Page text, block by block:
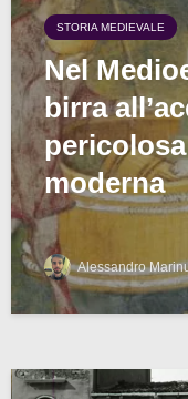
STORIA MEDIEVALE
Nel
birra
moderna
Alessandro